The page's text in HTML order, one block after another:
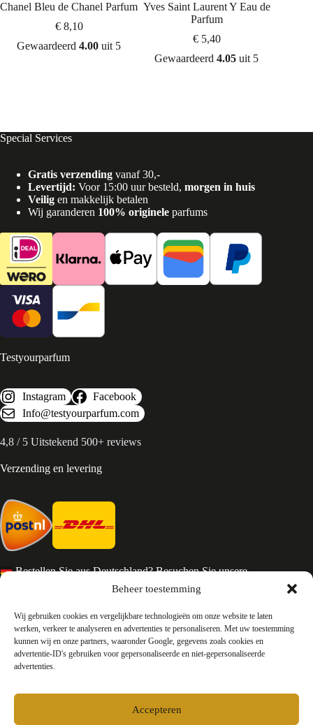
Beheer toestemming
Wij gebruiken cookies en vergelijkbare technologieën om onze website te laten
werken, verkeer te analyseren en advertenties te personaliseren. Met uw toestemming
kunnen wij en onze partners, waaronder Google, gegevens zoals cookies en
advertentie-ID's gebruiken voor gepersonaliseerde en niet-gepersonaliseerde
advertenties.
Accepteren
Chanel Bleu de Chanel Parfum
€8,10
Gewaardeerd4.00 uit 5
Yves Saint Laurent Y Eau de
Parfum
€5,40
Gewaardeerd4.05 uit 5
Special Services
Gratis verzending vanaf 30,-
Levertijd: Voor 15:00 uur besteld, morgen in huis
Veilig en makkelijk betalen
Wij garanderen 100% originele parfums
Testyourparfum
Instagram
Facebook
Info@testyourparfum.com
4,8 / 5 Uitstekend 500+ reviews
Verzending en levering
Bestellen Sie aus Deutschland? Besuchen Sie unsere
Services en Contact
Algemene voorwaarden
Retourneren
Privacy
Contact